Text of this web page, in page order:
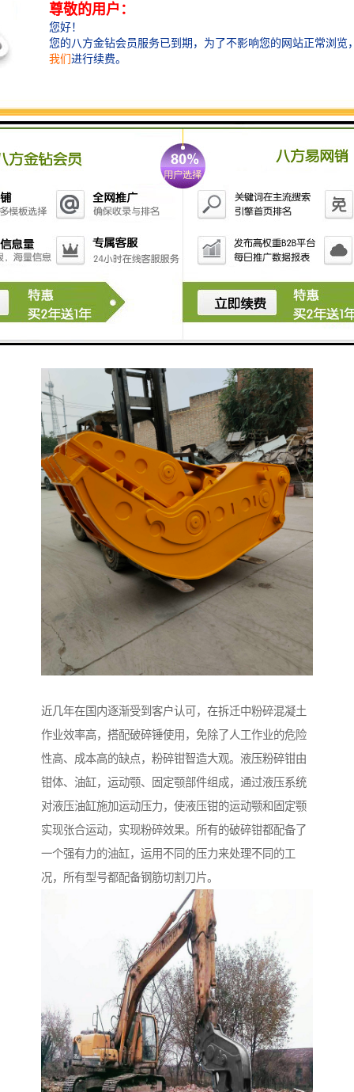
在液压挖掘机的液压原理中，有一项装置叫液压油缸再
生阀。是液压油缸的活塞靠所带动的机械臂自重，而被
动运动时，液压油缸的有杆腔或无杆腔的油，通过再生
阀回到无杆腔或有杆腔的原理。根据这种原理，利用液
液压油缸有杆腔的油回流到无杆腔二次利用，粉碎钳公
液压粉碎钳的工作效率。
近几年在国内逐渐受到客户认可，在拆迁中粉碎混凝土
作业效率高，搭配破碎锤使用，免除了人工作业的危险
性高、成本高的缺点，粉碎钳智造大观。液压粉碎钳由
钳体、油缸，运动颚、固定颚部件组成，通过液压系统
对液压油缸施加运动压力，使液压钳的运动颚和固定颚
实现张合运动，实现粉碎效果。所有的破碎钳都配备了
一个强有力的油缸，运用不同的压力来处理不同的工
况，所有型号都配备钢筋切割刀片。